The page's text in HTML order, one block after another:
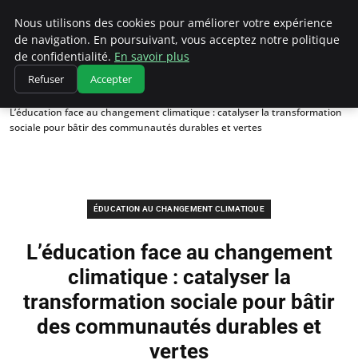
Climatedebtagents
Accueil
Éducation au changement climatique
L’éducation face au changement climatique : catalyser la transformation
sociale pour bâtir des communautés durables et vertes
ÉDUCATION AU CHANGEMENT CLIMATIQUE
L’éducation face au changement
climatique : catalyser la
transformation sociale pour bâtir
des communautés durables et
vertes
Nous utilisons des cookies pour améliorer votre expérience
de navigation. En poursuivant, vous acceptez notre politique
de confidentialité. En savoir plus
Refuser Accepter